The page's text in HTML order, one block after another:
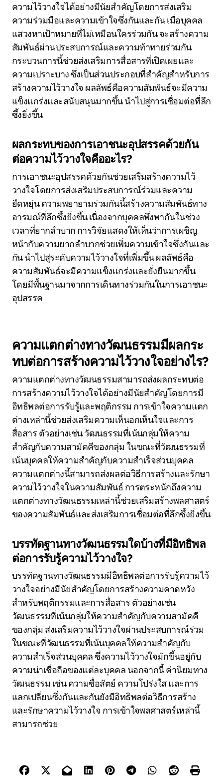
ความไว้วางใจได้อย่างมีนัยสำคัญโดยการส่งเสริม
ความร่วมมือและความเข้าใจซึ่งกันและกัน เมื่อบุคคล
แสวงหาเป้าหมายที่ไม่เหมือนใครร่วมกัน จะสร้างความ
สัมพันธ์ผ่านประสบการณ์และความท้าทายร่วมกัน
กระบวนการนี้ช่วยส่งเสริมการสื่อสารที่เปิดเผยและ
ความเปราะบาง ซึ่งเป็นส่วนประกอบที่สำคัญสำหรับการ
สร้างความไว้วางใจ ผลลัพธ์คือความสัมพันธ์จะมีความ
แข็งแกร่งและสนับสนุนมากขึ้น นำไปสู่การเชื่อมต่อที่ลึก
ซึ้งยิ่งขึ้น
ผลกระทบของการเอาชนะอุปสรรคด้วยกัน
ต่อความไว้วางใจคืออะไร?
การเอาชนะอุปสรรคด้วยกันช่วยเสริมสร้างความไว้
วางใจโดยการส่งเสริมประสบการณ์ร่วมและความ
ยืดหยุ่น ความพยายามร่วมกันนี้สร้างความสัมพันธ์ทาง
อารมณ์ที่ลึกซึ้งยิ่งขึ้น เนื่องจากบุคคลพึ่งพากันในช่วง
เวลาที่ยากลำบาก การวิจัยแสดงให้เห็นว่าการเผชิญ
หน้ากับความยากลำบากช่วยเพิ่มความเข้าใจซึ่งกันและ
กัน นำไปสู่ระดับความไว้วางใจที่เพิ่มขึ้น ผลลัพธ์คือ
ความสัมพันธ์จะมีความแข็งแกร่งและยั่งยืนมากขึ้น
โดยมีพื้นฐานมาจากการเดินทางร่วมกันในการเอาชนะ
อุปสรรค
ความแตกต่างทางวัฒนธรรมมีผลกระ
ทบต่อการสร้างความไว้วางใจอย่างไร?
ความแตกต่างทางวัฒนธรรมสามารถส่งผลกระทบต่อ
การสร้างความไว้วางใจได้อย่างมีนัยสำคัญโดยการมี
อิทธิพลต่อการรับรู้และพฤติกรรม การเข้าใจความแตก
ต่างเหล่านี้ช่วยส่งเสริมความเห็นอกเห็นใจและการ
สื่อสาร ตัวอย่างเช่น วัฒนธรรมที่เน้นกลุ่มให้ความ
สำคัญกับความสามัคคีของกลุ่ม ในขณะที่วัฒนธรรมที่
เน้นบุคคลให้ความสำคัญกับความสำเร็จส่วนบุคคล
ความแตกต่างนี้สามารถส่งผลต่อวิธีการสร้างและรักษา
ความไว้วางใจในความสัมพันธ์ การตระหนักถึงความ
แตกต่างทางวัฒนธรรมเหล่านี้ช่วยเสริมสร้างพลศาสตร์
ของความสัมพันธ์และส่งเสริมการเชื่อมต่อที่ลึกซึ้งยิ่งขึ้น
บรรทัดฐานทางวัฒนธรรมใดบ้างที่มีอิทธิพล
ต่อการรับรู้ความไว้วางใจ?
บรรทัดฐานทางวัฒนธรรมมีอิทธิพลต่อการรับรู้ความไว้
วางใจอย่างมีนัยสำคัญโดยการสร้างความคาดหวัง
สำหรับพฤติกรรมและการสื่อสาร ตัวอย่างเช่น
วัฒนธรรมที่เน้นกลุ่มให้ความสำคัญกับความสามัคคี
ของกลุ่ม ส่งเสริมความไว้วางใจผ่านประสบการณ์ร่วม
ในขณะที่วัฒนธรรมที่เน้นบุคคลให้ความสำคัญกับ
ความสำเร็จส่วนบุคคล ซึ่งความไว้วางใจมักขึ้นอยู่กับ
ความน่าเชื่อถือของแต่ละบุคคล นอกจากนี้ ค่านิยมทาง
วัฒนธรรม เช่น ความซื่อสัตย์ ความโปร่งใส และการ
แลกเปลี่ยนซึ่งกันและกันยังมีอิทธิพลต่อวิธีการสร้าง
และรักษาความไว้วางใจ การเข้าใจพลศาสตร์เหล่านี้
สามารถช่วย